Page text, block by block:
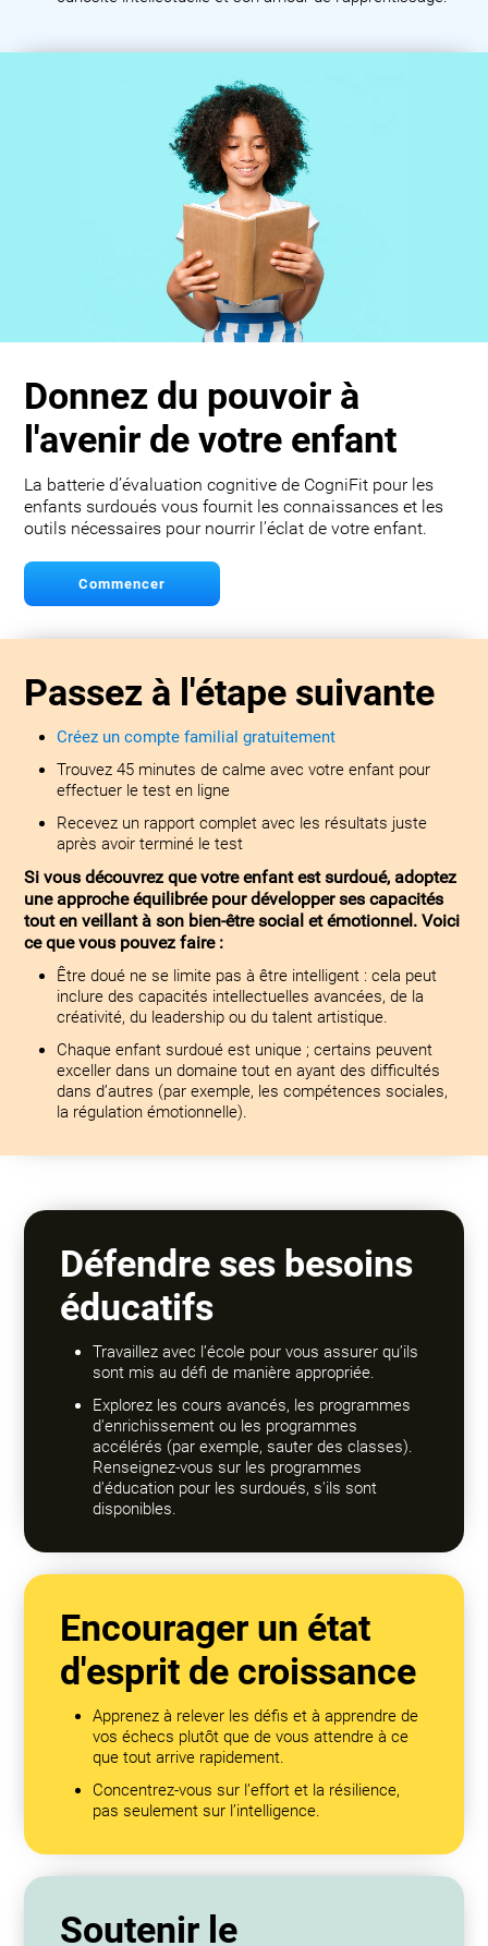
Donnez du pouvoir à
l'avenir de votre enfant
La batterie d’évaluation cognitive de CogniFit pour les
enfants surdoués vous fournit les connaissances et les
outils nécessaires pour nourrir l’éclat de votre enfant.
Commencer
Passez à l'étape suivante
Créez un compte familial gratuitement
Trouvez 45 minutes de calme avec votre enfant pour
effectuer le test en ligne
Recevez un rapport complet avec les résultats juste
après avoir terminé le test
Si vous découvrez que votre enfant est surdoué, adoptez
une approche équilibrée pour développer ses capacités
tout en veillant à son bien-être social et émotionnel. Voici
ce que vous pouvez faire :
Être doué ne se limite pas à être intelligent : cela peut
inclure des capacités intellectuelles avancées, de la
créativité, du leadership ou du talent artistique.
Chaque enfant surdoué est unique ; certains peuvent
exceller dans un domaine tout en ayant des difficultés
dans d’autres (par exemple, les compétences sociales,
la régulation émotionnelle).
Défendre ses besoins
éducatifs
Travaillez avec l’école pour vous assurer qu’ils
sont mis au défi de manière appropriée.
Explorez les cours avancés, les programmes
d'enrichissement ou les programmes
accélérés (par exemple, sauter des classes).
Renseignez-vous sur les programmes
d'éducation pour les surdoués, s'ils sont
disponibles.
Encourager un état
d'esprit de croissance
Apprenez à relever les défis et à apprendre de
vos échecs plutôt que de vous attendre à ce
que tout arrive rapidement.
Concentrez-vous sur l’effort et la résilience,
pas seulement sur l’intelligence.
Soutenir le